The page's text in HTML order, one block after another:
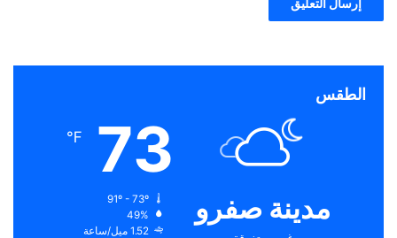
الطقس
مدينة صفرو
73
℉
49%
1.52 ميل/ساعة